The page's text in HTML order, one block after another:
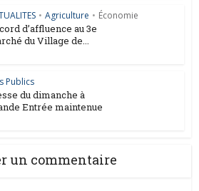
• Agriculture • Économie
d’affluence au 3e
du Village de...
Publics
du dimanche à
Entrée maintenue
un commentaire